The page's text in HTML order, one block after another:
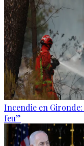
Incendie en
feu”